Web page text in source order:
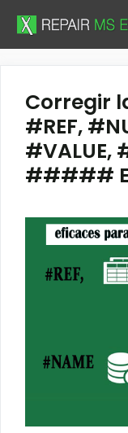
Skip
Corregir
#REF,
#VALUE,
#####